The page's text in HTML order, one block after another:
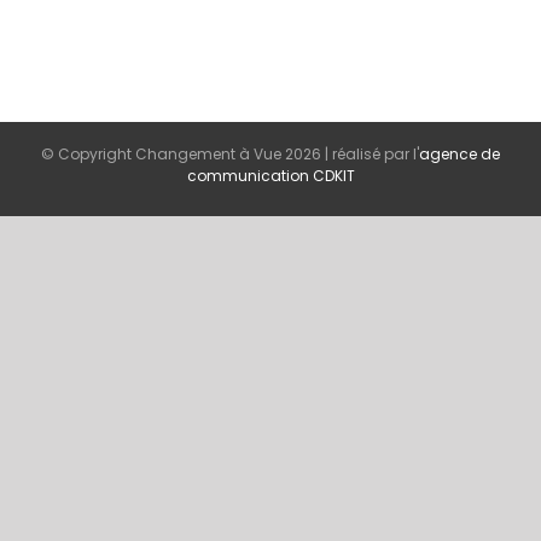
© Copyright Changement à Vue 2026 | réalisé par l'agence de
communication CDKIT